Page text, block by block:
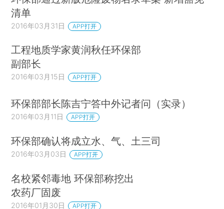
清单
2016年03月31日 APP打开
工程地质学家黄润秋任环保部
副部长
2016年03月15日 APP打开
环保部部长陈吉宁答中外记者问（实录）
2016年03月11日 APP打开
环保部确认将成立水、气、土三司
2016年03月03日 APP打开
名校紧邻毒地 环保部称挖出
农药厂固废
2016年01月30日 APP打开